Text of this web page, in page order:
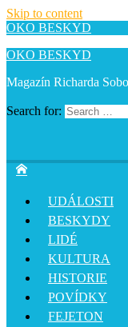
Skip to content
OKO BESKYD
OKO BESKYD
Magazín Richarda
Search for:
UDÁLOSTI
BESKYDY
LIDÉ
KULTURA
HISTORIE
POVÍDKY
FEJETON